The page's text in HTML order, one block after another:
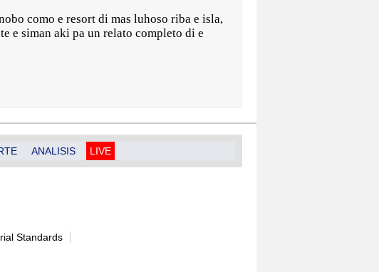
como e resort di mas luhoso riba e isla,
e siman aki pa un relato completo di e
ANALISIS LIVE
Standards